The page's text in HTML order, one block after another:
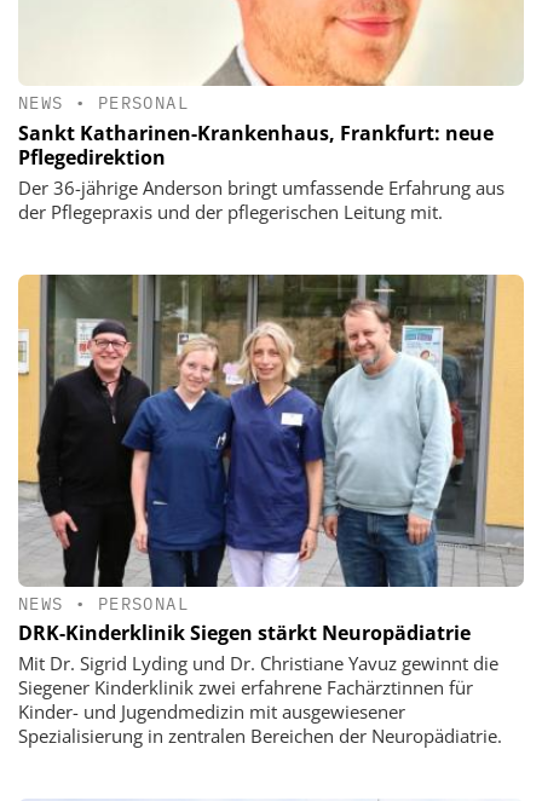
NEWS • PERSONAL
Sankt Katharinen-Krankenhaus, Frankfurt: neue
Pflegedirektion
Der 36-jährige Anderson bringt umfassende Erfahrung aus
der Pflegepraxis und der pflegerischen Leitung mit.
NEWS • PERSONAL
DRK-Kinderklinik Siegen stärkt Neuropädiatrie
Mit Dr. Sigrid Lyding und Dr. Christiane Yavuz gewinnt die
Siegener Kinderklinik zwei erfahrene Fachärztinnen für
Kinder- und Jugendmedizin mit ausgewiesener
Spezialisierung in zentralen Bereichen der Neuropädiatrie.